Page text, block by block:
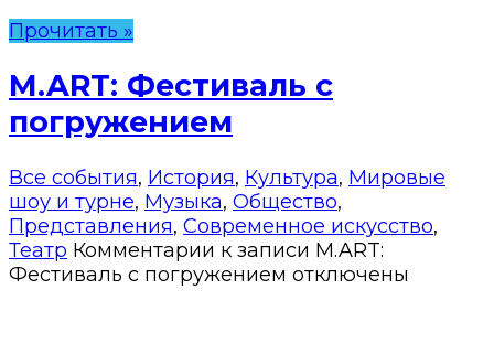
Прочитать »
M.ART: Фестиваль с
погружением
Все события, История, Культура, Мировые
шоу и турне, Музыка, Общество,
Представления, Современное искусство,
Театр Комментарии к записи M.ART:
Фестиваль с погружением отключены